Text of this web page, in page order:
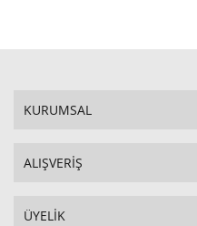
KURUMSAL
ALIŞVERİŞ
ÜYELİK